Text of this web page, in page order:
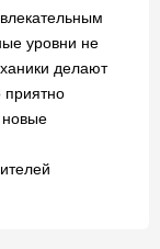
уровни не
делают
новые